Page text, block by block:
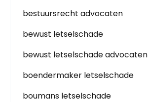
bestuursrecht advocaten
bewust letselschade
bewust letselschade advocaten
boendermaker letselschade
boumans letselschade